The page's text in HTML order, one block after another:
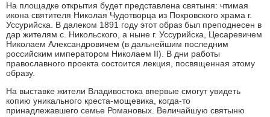
На площадке открытия будет представлена святыня: чтимая
икона святителя Николая Чудотворца из Покровского храма г.
Уссурийска. В далеком 1891 году этот образ был преподнесен в
дар жителям с. Никольского, а ныне г. Уссурийска, Цесаревичем
Николаем Александровичем (в дальнейшим последним
российским императором Николаем II). В дни работы
православного проекта состоится лекция, посвященная этому
образу.
На выставке жители Владивостока впервые смогут увидеть
копию уникального креста-мощевика, когда-то
принадлежавшего семье Романовых. Величайшую святыню